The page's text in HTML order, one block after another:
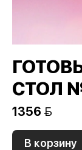
СТОЛ
1356 
В корзину